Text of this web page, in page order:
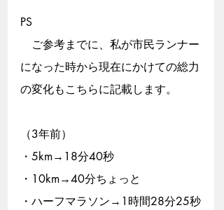
PS
ご参考までに、私が市民ランナー
になった時から現在にかけての総力
の変化もこちらに記載します。
（3年前）
・5km→18分40秒
・10km→40分ちょっと
・ハーフマラソン→1時間28分25秒